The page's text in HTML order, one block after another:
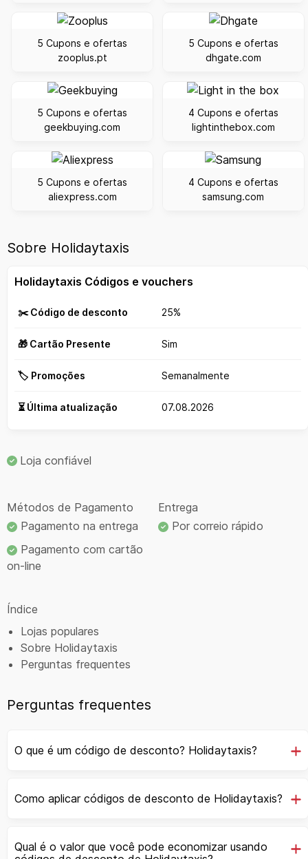
5 Cupons e ofertas
zooplus.pt
5 Cupons e ofertas
dhgate.com
5 Cupons e ofertas
geekbuying.com
4 Cupons e ofertas
lightinthebox.com
5 Cupons e ofertas
aliexpress.com
4 Cupons e ofertas
samsung.com
Sobre Holidaytaxis
Holidaytaxis Códigos e vouchers
✂️ Código de desconto 25%
🎁 Cartão Presente Sim
🏷️ Promoções Semanalmente
⏳ Última atualização 07.08.2026
Loja confiável
Métodos de Pagamento
Pagamento na entrega
Pagamento com cartão
on-line
Entrega
Por correio rápido
Índice
Lojas populares
Sobre Holidaytaxis
Perguntas frequentes
Perguntas frequentes
O que é um código de desconto? Holidaytaxis?
Como aplicar códigos de desconto de Holidaytaxis?
Qual é o valor que você pode economizar usando